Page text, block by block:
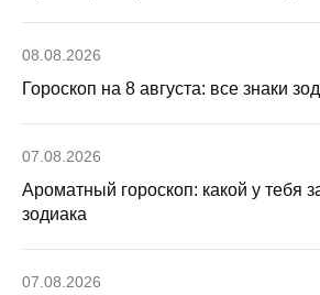
08.08.2026
Гороскоп на 8 августа: все знаки
07.08.2026
Ароматный гороскоп: какой у тебя
зодиака
07.08.2026